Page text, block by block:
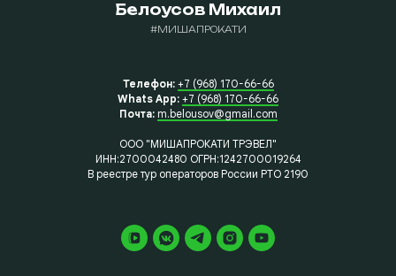
Белоусов Михаил
#МИШАПРОКАТИ
Телефон: +7 (968) 170-66-66
Whats App: +7 (968) 170-66-66
Почта: m.belousov@gmail.com
ООО "МИШАПРОКАТИ ТРЭВЕЛ"
ИНН:2700042480 ОГРН:1242700019264
В реестре тур операторов России РТО 2190